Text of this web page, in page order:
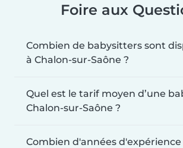
Foire aux
Combien de babysitters sont
à Chalon-sur-Saône ?
Quel est le tarif moyen d’une
Chalon-sur-Saône ?
Combien d'années d'expérience